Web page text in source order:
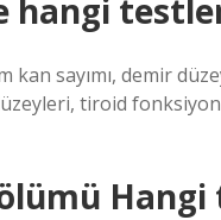
hangi
kan sayımı, demir
tiroid